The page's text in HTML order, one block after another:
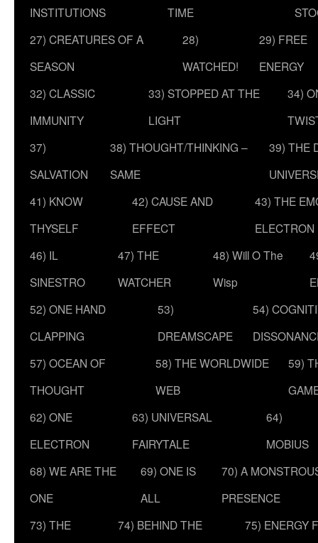
INSTITUTIONS
TIME
27) CREATURES OF A
SEASON
28)
WATCHED!
29) FREE
ENERGY
32) CLASSIC
IMMUNITY
33) STOPPED AT THE
LIGHT
34)
37)
SALVATION
38) THOUGHT/THINKING –
SAME
39) THE
41) KNOW
THYSELF
42) CAUSE AND
EFFECT
43) THE
ELECTRON
46) IL
SINESTRO
47) THE
WATCHER
48) Will O The
Wisp
52) ONE HAND
CLAPPING
53)
DREAMSCAPE
54)
57) OCEAN OF
THOUGHT
58) THE WORLDWIDE
WEB
59)
62) ONE
ELECTRON
63) UNIVERSAL
FAIRYTALE
64)
MOBIUS
68) WE ARE THE
ONE
69) ONE IS
ALL
70) A
PRESENCE
73) THE
74) BEHIND THE
75) ENERGY